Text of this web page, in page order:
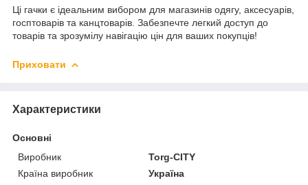
Ці гачки є ідеальним вибором для магазинів одягу, аксесуарів,
госптоварів та канцтоварів. Забезпечте легкий доступ до
товарів та зрозумілу навігацію цін для ваших покупців!
Приховати
Характеристики
Основні
Виробник
Torg-CITY
Країна виробник
Україна